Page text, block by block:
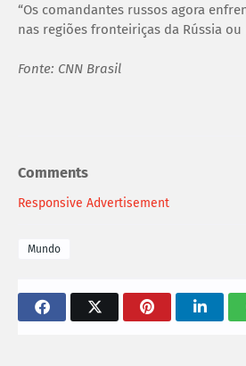
“Os comandantes russos agora
nas regiões fronteiriças da Rússia
Fonte: CNN Brasil
Comments
Responsive Advertisement
Mundo